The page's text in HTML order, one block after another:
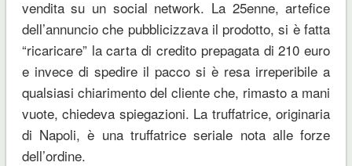
vendita su un social network. La 25enne, artefice
dell’annuncio che pubblicizzava il prodotto, si è fatta
“ricaricare” la carta di credito prepagata di 210 euro
e invece di spedire il pacco si è resa irreperibile a
qualsiasi chiarimento del cliente che, rimasto a mani
vuote, chiedeva spiegazioni. La truffatrice, originaria
di Napoli, è una truffatrice seriale nota alle forze
dell’ordine.